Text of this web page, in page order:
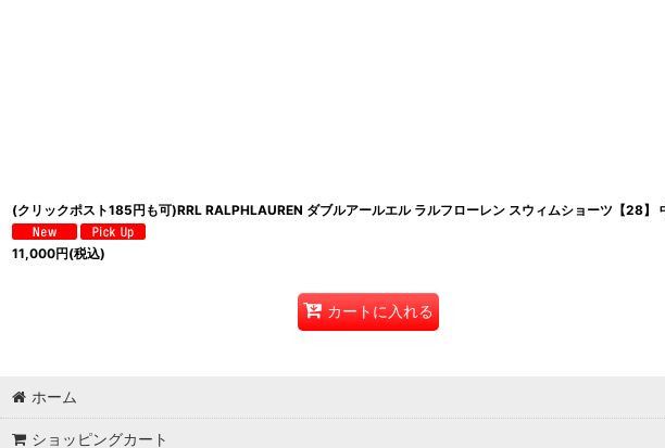
(クリックポスト185円も可)RRL RALPHLAUREN ダブルアールエル ラルフローレン スウィムショーツ【28】
11,000円(税込)
カートに入れる
ホーム
ショッピングカート